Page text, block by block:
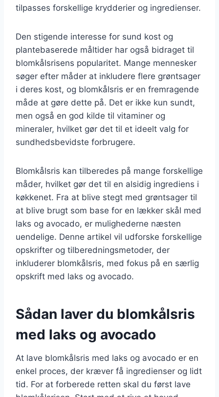
tilpasses forskellige krydderier og ingredienser.
Den stigende interesse for sund kost og
plantebaserede måltider har også bidraget til
blomkålsrisens popularitet. Mange mennesker
søger efter måder at inkludere flere grøntsager
i deres kost, og blomkålsris er en fremragende
måde at gøre dette på. Det er ikke kun sundt,
men også en god kilde til vitaminer og
mineraler, hvilket gør det til et ideelt valg for
sundhedsbevidste forbrugere.
Blomkålsris kan tilberedes på mange forskellige
måder, hvilket gør det til en alsidig ingrediens i
køkkenet. Fra at blive stegt med grøntsager til
at blive brugt som base for en lækker skål med
laks og avocado, er mulighederne næsten
uendelige. Denne artikel vil udforske forskellige
opskrifter og tilberedningsmetoder, der
inkluderer blomkålsris, med fokus på en særlig
opskrift med laks og avocado.
Sådan laver du blomkålsris
med laks og avocado
At lave blomkålsris med laks og avocado er en
enkel proces, der kræver få ingredienser og lidt
tid. For at forberede retten skal du først lave